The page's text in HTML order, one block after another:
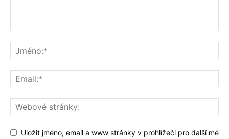
Uložit jméno, email a www stránky v prohlížeči pro další mé